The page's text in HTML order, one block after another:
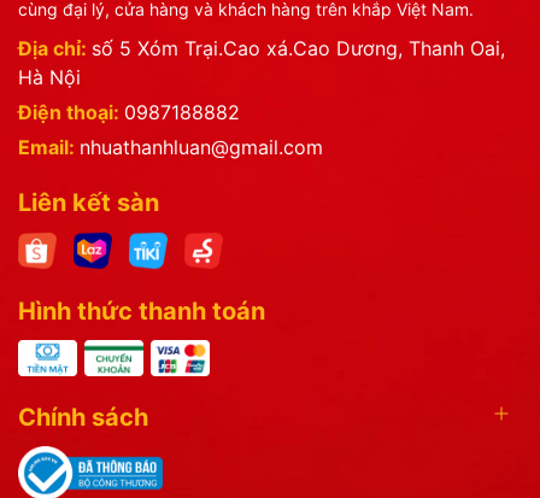
cùng đại lý, cửa hàng và khách hàng trên khắp Việt Nam.
Địa chỉ: số 5 Xóm Trại.Cao xá.Cao Dương, Thanh Oai,
Hà Nội
Điện thoại: 0987188882
Email: nhuathanhluan@gmail.com
Liên kết sàn
Hình thức thanh toán
Chính sách